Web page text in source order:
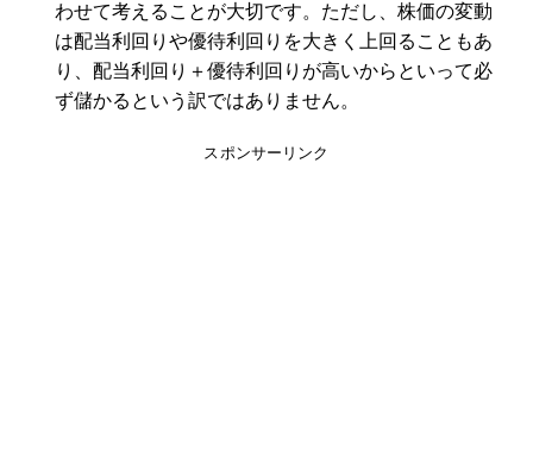
わせて考えることが大切です。ただし、株価の変動
は配当利回りや優待利回りを大きく上回ることもあ
り、配当利回り＋優待利回りが高いからといって必
ず儲かるという訳ではありません。
スポンサーリンク